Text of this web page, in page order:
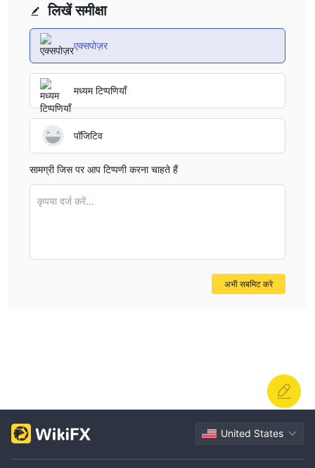
लिखें समीक्षा
एक्सपोज़र
मध्यम टिप्पणियाँ
पॉजिटिव
सामग्री जिस पर आप टिप्पणी करना चाहते हैं
कृपया दर्ज करें...
अभी सबमिट करे
United States